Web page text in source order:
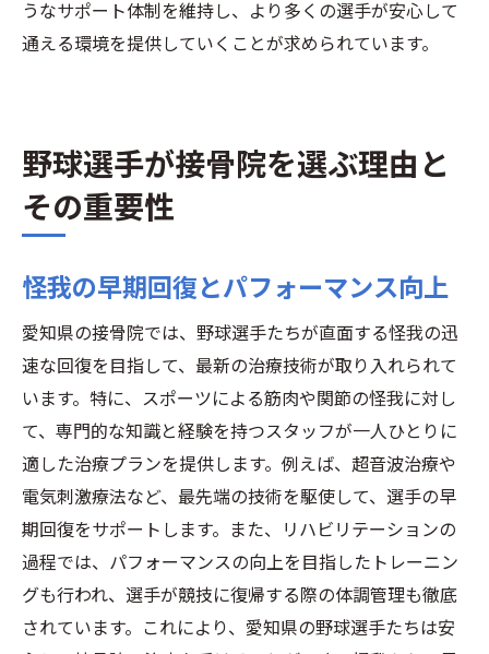
うなサポート体制を維持し、より多くの選手が安心して
通える環境を提供していくことが求められています。
野球選手が接骨院を選ぶ理由と
その重要性
怪我の早期回復とパフォーマンス向上
愛知県の接骨院では、野球選手たちが直面する怪我の迅
速な回復を目指して、最新の治療技術が取り入れられて
います。特に、スポーツによる筋肉や関節の怪我に対し
て、専門的な知識と経験を持つスタッフが一人ひとりに
適した治療プランを提供します。例えば、超音波治療や
電気刺激療法など、最先端の技術を駆使して、選手の早
期回復をサポートします。また、リハビリテーションの
過程では、パフォーマンスの向上を目指したトレーニン
グも行われ、選手が競技に復帰する際の体調管理も徹底
されています。これにより、愛知県の野球選手たちは安